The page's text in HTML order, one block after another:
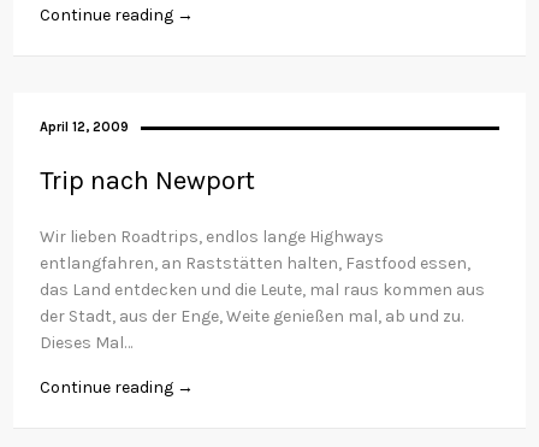
Continue reading →
April 12, 2009
Trip nach Newport
Wir lieben Roadtrips, endlos lange Highways
entlangfahren, an Raststätten halten, Fastfood essen,
das Land entdecken und die Leute, mal raus kommen aus
der Stadt, aus der Enge, Weite genießen mal, ab und zu.
Dieses Mal…
Continue reading →